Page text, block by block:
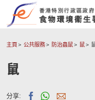
主頁 公共服務 防治蟲鼠 鼠
鼠
分享: